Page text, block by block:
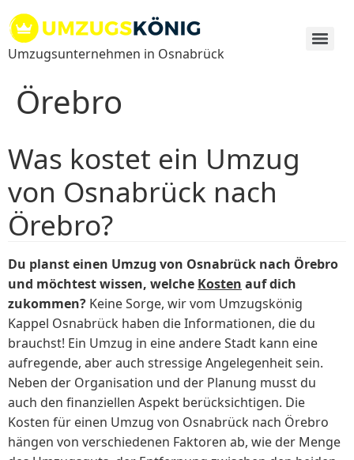
Inhalt
springen
Umzugsunternehmen in Osnabrück
Örebro
Was kostet ein Umzug
von Osnabrück nach
Örebro?
Du planst einen Umzug von Osnabrück nach Örebro
und möchtest wissen, welche Kosten auf dich
zukommen? Keine Sorge, wir vom Umzugskönig
Kappel Osnabrück haben die Informationen, die du
brauchst! Ein Umzug in eine andere Stadt kann eine
aufregende, aber auch stressige Angelegenheit sein.
Neben der Organisation und der Planung musst du
auch den finanziellen Aspekt berücksichtigen. Die
Kosten für einen Umzug von Osnabrück nach Örebro
hängen von verschiedenen Faktoren ab, wie der Menge